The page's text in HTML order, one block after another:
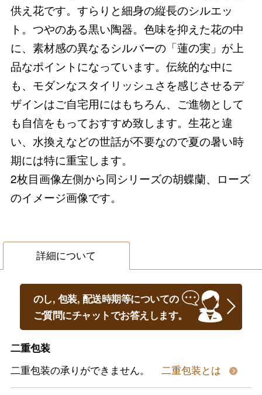
供え花です。すらりと細身の縦長のシルエッ
ト。つやのある黒い陶器。色味を抑えた花の中
に、素材感の異なるシルバーの「蓮の実」が上
品なポイントになっています。伝統的な中に
も、モダンなスタイリッシュさを感じさせるデ
ザインはご自宅用にはもちろん、ご進物として
も自信をもっておすすめ致します。生花と違
い、水換えなどの世話が不要なので夏の暑い時
期には特に重宝します。
2枚目画像左側から同シリーズの胡蝶蘭、ローズ
のイメージ画像です。
詳細について
のし, 包装, 配送時期等についての
ご質問にチャットでお答えします。
二重包装
二重包装の承りができません。
二重包装とは